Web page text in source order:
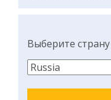
Выберите страну